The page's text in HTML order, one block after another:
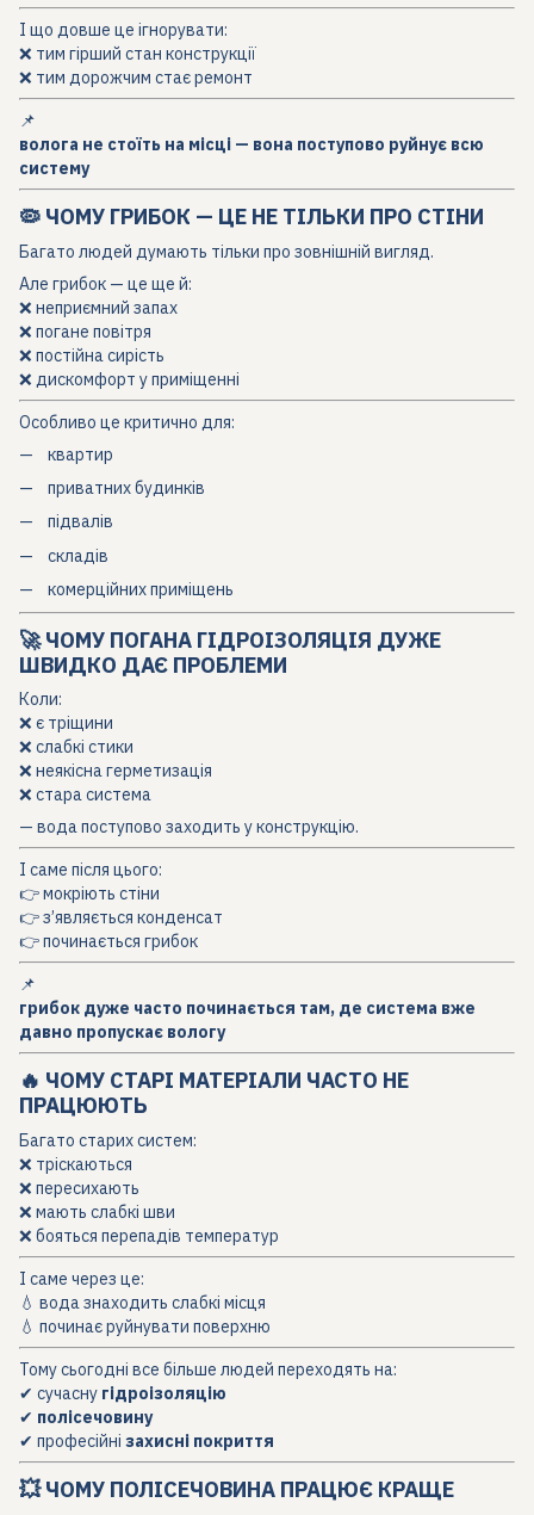
І що довше це ігнорувати:
❌ тим гірший стан конструкції
❌ тим дорожчим стає ремонт
📌
волога не стоїть на місці — вона поступово руйнує всю
систему
🦠 ЧОМУ ГРИБОК — ЦЕ НЕ ТІЛЬКИ ПРО СТІНИ
Багато людей думають тільки про зовнішній вигляд.
Але грибок — це ще й:
❌ неприємний запах
❌ погане повітря
❌ постійна сирість
❌ дискомфорт у приміщенні
Особливо це критично для:
квартир
приватних будинків
підвалів
складів
комерційних приміщень
🚀 ЧОМУ ПОГАНА ГІДРОІЗОЛЯЦІЯ ДУЖЕ
ШВИДКО ДАЄ ПРОБЛЕМИ
Коли:
❌ є тріщини
❌ слабкі стики
❌ неякісна герметизація
❌ стара система
— вода поступово заходить у конструкцію.
І саме після цього:
👉 мокріють стіни
👉 з’являється конденсат
👉 починається грибок
📌
грибок дуже часто починається там, де система вже
давно пропускає вологу
🔥 ЧОМУ СТАРІ МАТЕРІАЛИ ЧАСТО НЕ
ПРАЦЮЮТЬ
Багато старих систем:
❌ тріскаються
❌ пересихають
❌ мають слабкі шви
❌ бояться перепадів температур
І саме через це:
💧 вода знаходить слабкі місця
💧 починає руйнувати поверхню
Тому сьогодні все більше людей переходять на:
✔ сучасну гідроізоляцію
✔ полісечовину
✔ професійні захисні покриття
💥 ЧОМУ ПОЛІСЕЧОВИНА ПРАЦЮЄ КРАЩЕ